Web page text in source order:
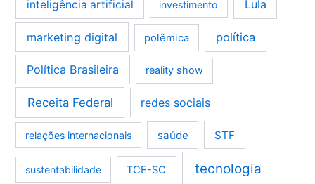
inteligência artificial investimento Lula
marketing digital polêmica política
Política Brasileira reality show
Receita Federal redes sociais
relações internacionais saúde STF
sustentabilidade TCE-SC tecnologia